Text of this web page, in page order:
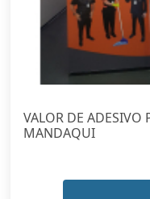
VALOR DE ADESIVO
MANDAQUI